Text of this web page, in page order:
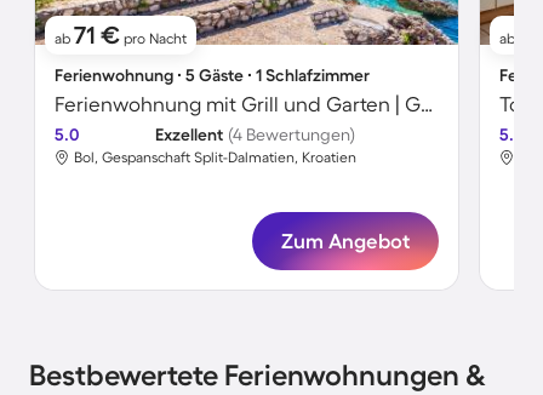
ab 71 € pro Nacht
Ferienwohnung ∙ 5 Gäste ∙ 1 Schlafzimmer
Ferienwohnung mit Grill und Garten | Gartenblick
5.0 Exzellent (4 Bewertungen)
Bol, Gespanschaft Split-Dalmatien, Kroatien
Zum Angebot
ab
5.0
Bestbewertete Ferienwohnungen &